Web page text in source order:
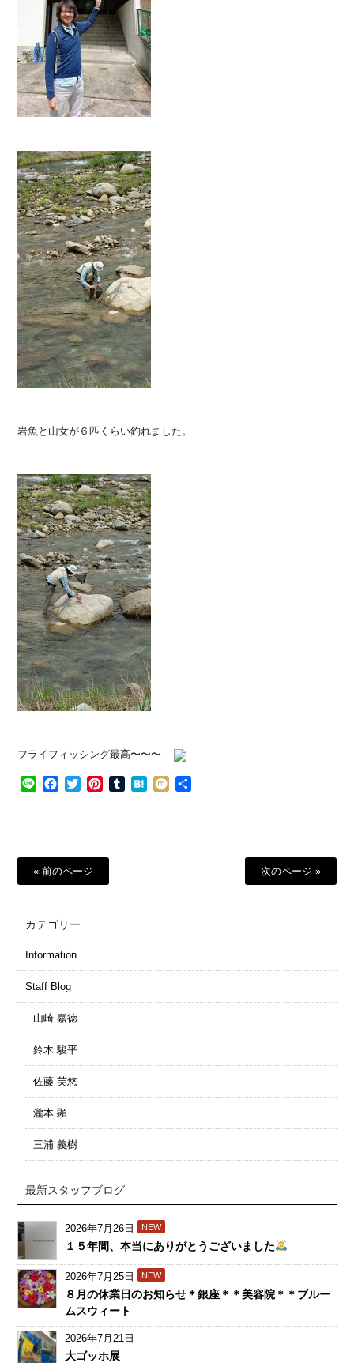
岩魚と山女が６匹くらい釣れました。
フライフィッシング最高〜〜〜
Line Facebook
TwitterPinterestTumblrHatena
Mixi
« 前のページ 次のページ »
カテゴリー
Information
Staff Blog
山崎 嘉徳
鈴木 駿平
佐藤 芙悠
瀧本 顕
三浦 義樹
最新スタッフブログ
2026年7月26日 NEW
１５年間、本当にありがとうございました
2026年7月25日 NEW
８月の休業日のお知らせ＊銀座＊＊美容院＊＊ブルー
ムスウィート
2026年7月21日
大ゴッホ展